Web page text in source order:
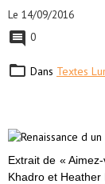
Le 14/09/2016
0
Dans Textes
Extrait de «
Khadro et Heather